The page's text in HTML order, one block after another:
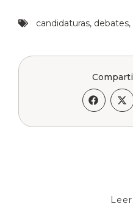
candidaturas, debates,